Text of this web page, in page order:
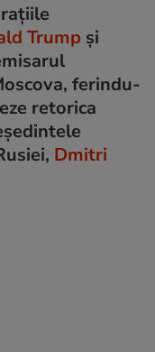
Trump și
ferindu-
retorica
Dmitri